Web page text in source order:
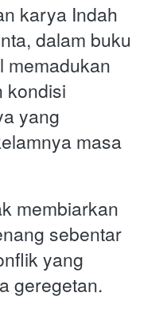
karya Indah
dalam buku
memadukan
kondisi
yang
masa
membiarkan
sebentar
yang
geregetan.